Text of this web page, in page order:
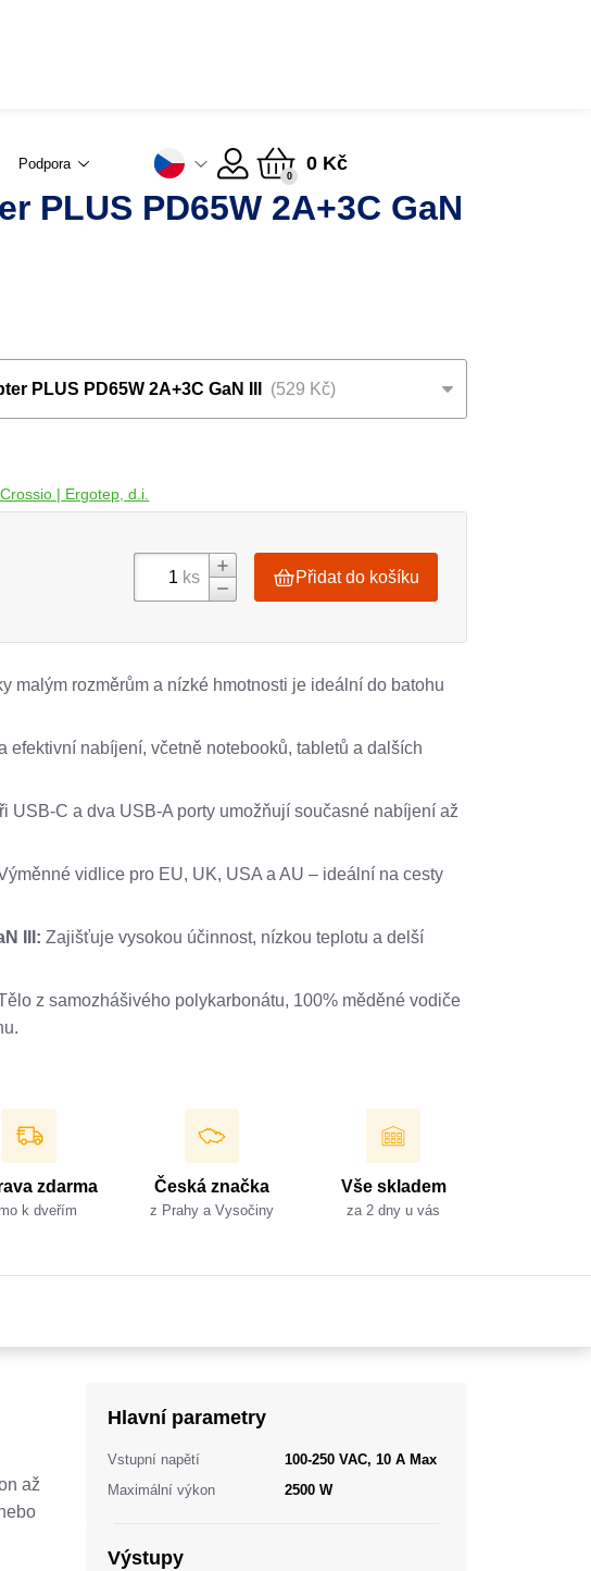
0
0 Kč
Podpora
PLUS PD65W 2A+3C GaN
PLUS PD65W 2A+3C GaN III 529 Kč
| Ergotep, d.i.
ks Přidat do košíku
malým rozměrům a nízké hmotnosti je ideální do batohu
efektivní nabíjení, včetně notebooků, tabletů a dalších
USB-C a dva USB-A porty umožňují současné nabíjení až
vidlice pro EU, UK, USA a AU – ideální na cesty
III: Zajišťuje vysokou účinnost, nízkou teplotu a delší
z samozhášivého polykarbonátu, 100% měděné vodiče
zdarma
k dveřím
Česká značka
z Prahy a Vysočiny
Vše skladem
za 2 dny u vás
až
Hlavní parametry
Vstupní napětí
100-250 VAC, 10 A Max
Maximální výkon
2500 W
Výstupy